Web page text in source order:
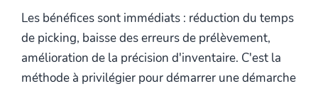
Les bénéfices sont immédiats : réduction du temps
de picking, baisse des erreurs de prélèvement,
amélioration de la précision d'inventaire. C'est la
méthode à privilégier pour démarrer une démarche